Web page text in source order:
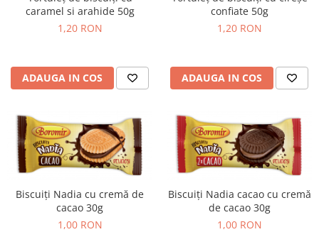
Chec Glasat
Checurile Royal
Prajituri Fabrica de Amandine
Prajituri nuci
Prajitura ingerilor
Prajituri Red Collection
Prajituri cu fructe
Prajituri de Craciun
Torturi ambalate
caramel si arahide 50g
1,20 RON
ADAUGA IN COS
confiate 50g
1,20 RON
ADAUGA IN COS
Biscuiți Nadia cu cremă de
cacao 30g
1,00 RON
Biscuiți Nadia cacao cu cremă
de cacao 30g
1,00 RON